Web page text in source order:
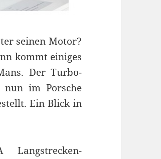
seinen Motor?
kommt einiges
Der Turbo-
im Porsche
Ein Blick in